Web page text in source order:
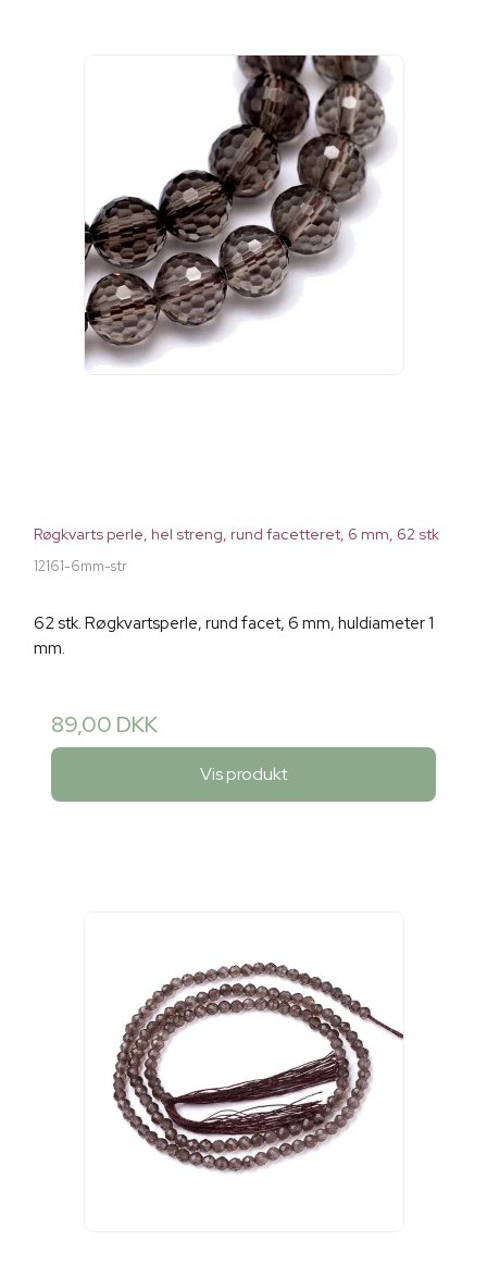
Røgkvarts perle, hel streng, rund facetteret, 6 mm, 62 stk
12161-6mm-str
62 stk. Røgkvartsperle, rund facet, 6 mm, huldiameter 1
mm.
89,00 DKK
Vis produkt